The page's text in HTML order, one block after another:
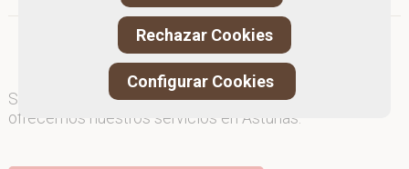
Somos especialistas en Zapatos de mujer
ofrecemos nuestros servicios en Asturias.
Rechazar Cookies
Configurar Cookies